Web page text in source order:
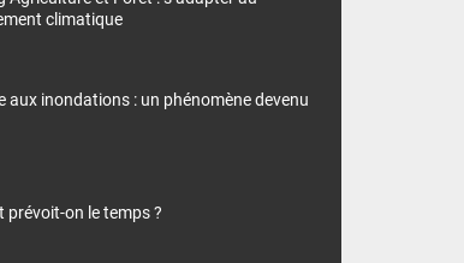
climatique
aux inondations : un phénomène devenu
prévoit-on le temps ?